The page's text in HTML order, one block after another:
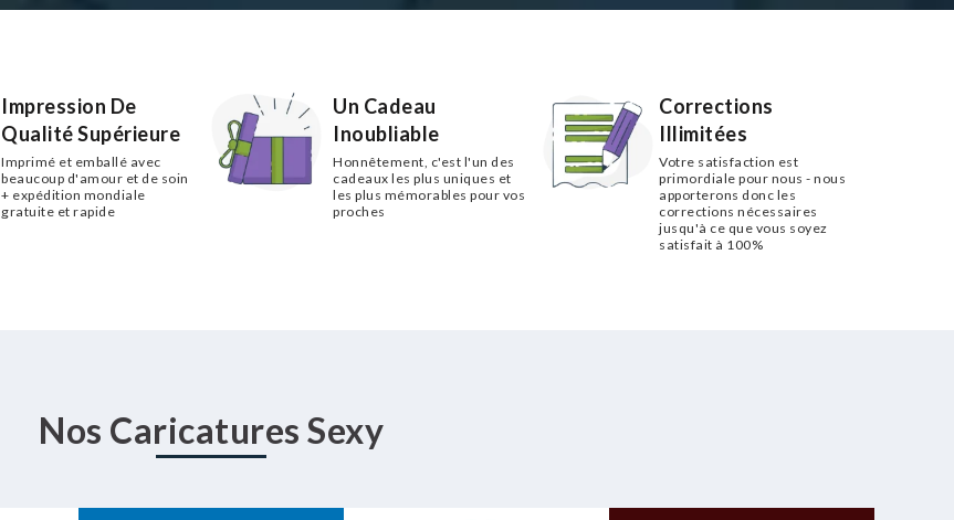
Impression De
Qualité Supérieure
Imprimé et emballé avec
beaucoup d'amour et de soin
+ expédition mondiale
gratuite et rapide
Un Cadeau
Inoubliable
Honnêtement, c'est l'un des
cadeaux les plus uniques et
les plus mémorables pour vos
proches
Corrections
Illimitées
Votre satisfaction est
primordiale pour nous - nous
apporterons donc les
corrections nécessaires
jusqu'à ce que vous soyez
satisfait à 100%
Nos Caricatures Sexy